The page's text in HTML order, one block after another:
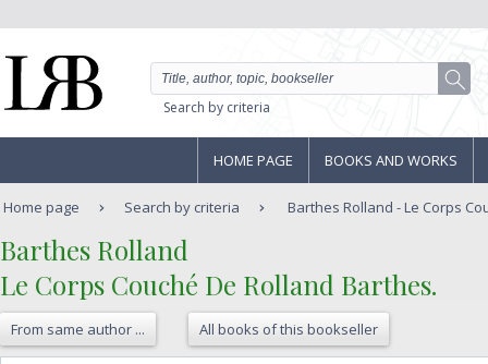
Search by criteria
HOME PAGE BOOKS AND WORKS
Home page Search by criteria Barthes Rolland - Le Corps
‎Barthes Rolland‎
‎Le Corps Couché De Rolland Barthes.‎
From same author ... All books of this bookseller